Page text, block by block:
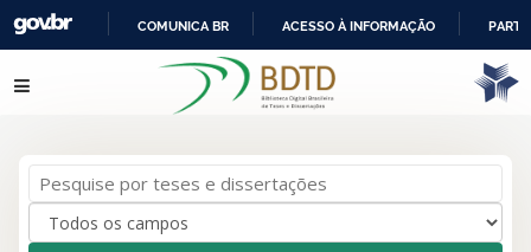
IR
PARA
COMUNICA BR ACESSO À INFORMAÇÃO
resultados de 2para a busca '
Rafaella
Pular para o conteúdo